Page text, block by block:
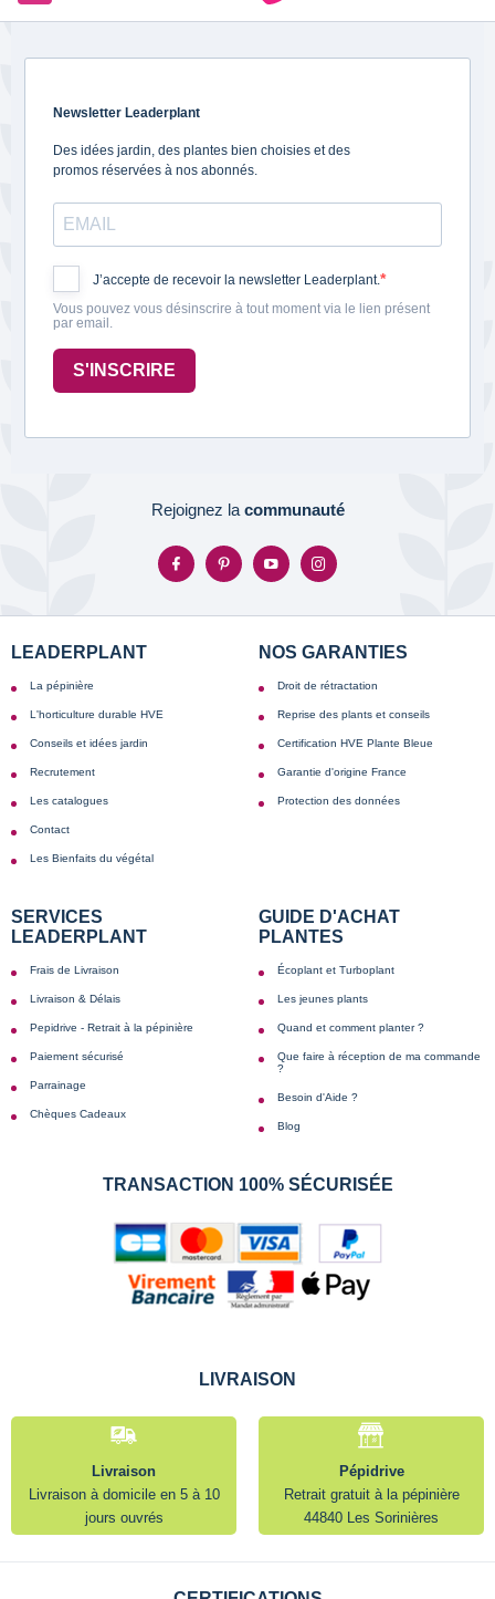
Newsletter Leaderplant
Des idées jardin, des plantes bien choisies et des
promos réservées à nos abonnés.
J’accepte de recevoir la newsletter Leaderplant.
Vous pouvez vous désinscrire à tout moment via le lien présent
par email.
S'INSCRIRE
Rejoignez la communauté
LEADERPLANT
La pépinière
L'horticulture durable HVE
Conseils et idées jardin
Recrutement
Les catalogues
Contact
Les Bienfaits du végétal
NOS GARANTIES
Droit de rétractation
Reprise des plants et conseils
Certification HVE Plante Bleue
Garantie d'origine France
Protection des données
SERVICES
LEADERPLANT
Frais de Livraison
Livraison & Délais
Pepidrive - Retrait à la pépinière
Paiement sécurisé
Parrainage
Chèques Cadeaux
GUIDE D'ACHAT
PLANTES
Écoplant et Turboplant
Les jeunes plants
Quand et comment planter ?
Que faire à réception de ma commande
?
Besoin d'Aide ?
Blog
TRANSACTION 100% SÉCURISÉE
LIVRAISON
Livraison
Livraison à domicile en 5 à 10
jours ouvrés
Pépidrive
Retrait gratuit à la pépinière
44840 Les Sorinières